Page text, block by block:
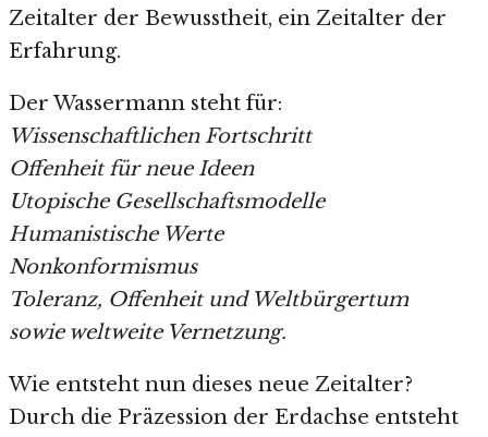
Zeitalter der Bewusstheit, ein Zeitalter der
Erfahrung.
Der Wassermann steht für:
Wissenschaftlichen Fortschritt
Offenheit für neue Ideen
Utopische Gesellschaftsmodelle
Humanistische Werte
Nonkonformismus
Toleranz, Offenheit und Weltbürgertum
sowie weltweite Vernetzung.
Wie entsteht nun dieses neue Zeitalter?
Durch die Präzession der Erdachse entsteht